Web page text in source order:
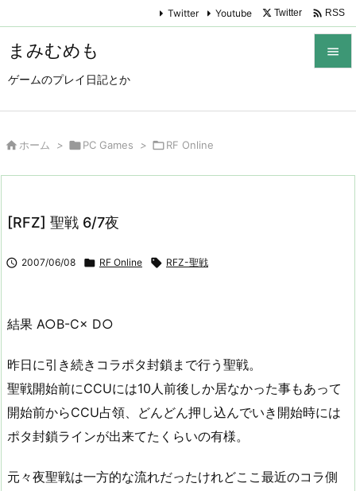
まみむめも
ゲームのプレイ日記とか

Twitter Youtube Twitter  RSS
 ホーム > PC Games > RF Online
[RFZ] 聖戦 6/7夜
 2007/06/08  RF Online  RFZ-聖戦
結果 A○B-C× D○
昨日に引き続きコラポタ封鎖まで行う聖戦。
聖戦開始前にCCUには10人前後しか居なかった事もあって
開始前からCCU占領、どんどん押し込んでいき開始時には
ポタ封鎖ラインが出来てたくらいの有様。
元々夜聖戦は一方的な流れだったけれどここ最近のコラ側